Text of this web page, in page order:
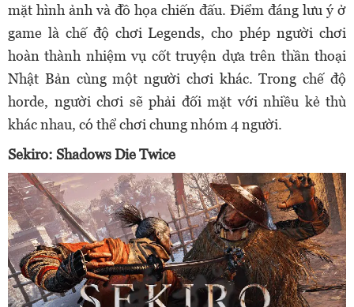
mặt hình ảnh và đồ họa chiến đấu. Điểm đáng lưu ý ở
game là chế độ chơi Legends, cho phép người chơi
hoàn thành nhiệm vụ cốt truyện dựa trên thần thoại
Nhật Bản cùng một người chơi khác. Trong chế độ
horde, người chơi sẽ phải đối mặt với nhiều kẻ thù
khác nhau, có thể chơi chung nhóm 4 người.
Sekiro: Shadows Die Twice